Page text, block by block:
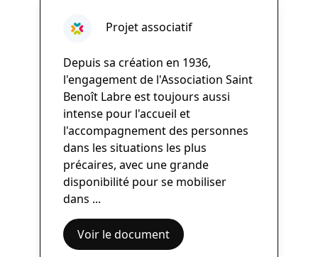
Projet associatif
Depuis sa création en 1936,
l'engagement de l'Association Saint
Benoît Labre est toujours aussi
intense pour l'accueil et
l'accompagnement des personnes
dans les situations les plus
précaires, avec une grande
disponibilité pour se mobiliser
dans ...
Voir le document